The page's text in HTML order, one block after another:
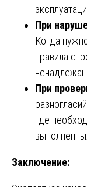
При
Когда
правила
При
где
Заключение: